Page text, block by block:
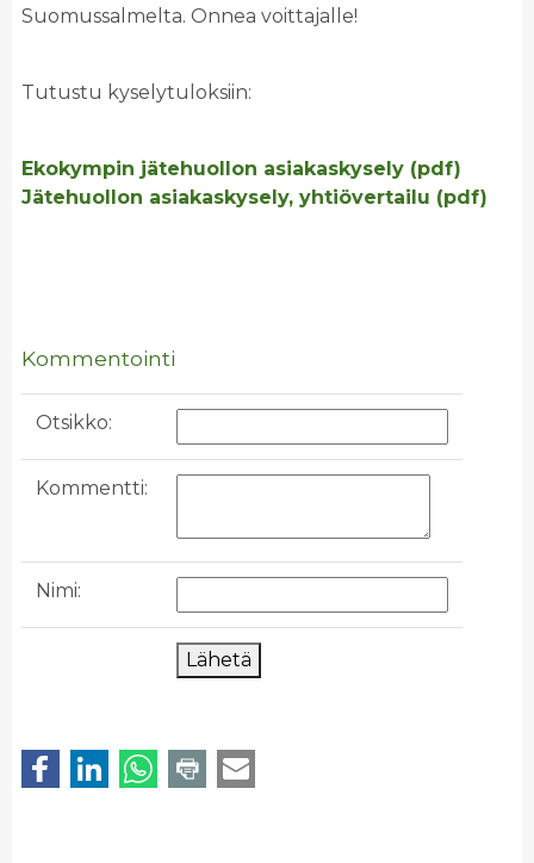
Suomussalmelta. Onnea voittajalle!
Tutustu kyselytuloksiin:
Ekokympin jätehuollon asiakaskysely (pdf)
Jätehuollon asiakaskysely, yhtiövertailu (pdf)
Kommentointi
Otsikko:
Kommentti:
Nimi:
Lähetä